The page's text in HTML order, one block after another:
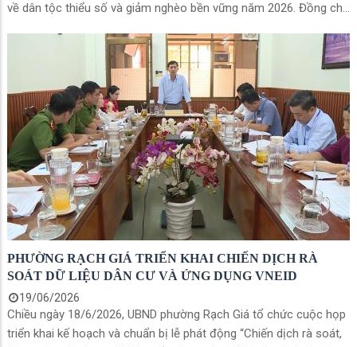
về dân tộc thiểu số và giảm nghèo bền vững năm 2026. Đồng chí
nghị, cùng đại diện các ngành, đơn vị liên quan tham dự.
PHƯỜNG RẠCH GIÁ TRIỂN KHAI CHIẾN DỊCH RÀ
SOÁT DỮ LIỆU DÂN CƯ VÀ ỨNG DỤNG VNEID
19/06/2026
Chiều ngày 18/6/2026, UBND phường Rạch Giá tổ chức cuộc họp
triển khai kế hoạch và chuẩn bị lễ phát động “Chiến dịch rà soát,